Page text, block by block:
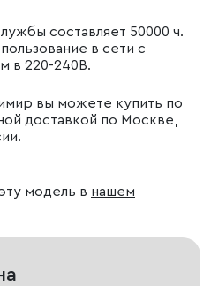
составляет 50000 ч.
в сети с
в 220-240В.
вы можете купить по
доставкой по Москве,
модель в нашем